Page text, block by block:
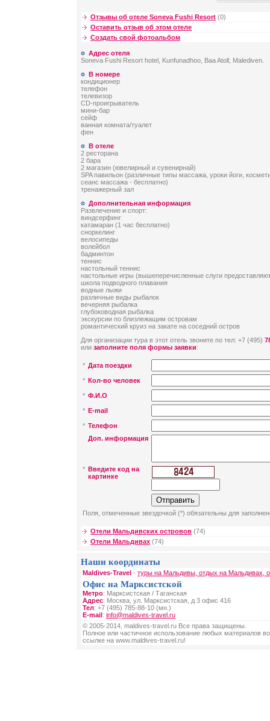
Отзывы об отеле Soneva Fushi Resort (0)
Оставить отзыв об этом отеле
Создать свой фотоальбом
Адрес отеля
Soneva Fushi Resort hotel, Kunfunadhoo, Baa Atoll, Malediven.
В номере
кондиционер
телефон
телевизор
CD-проигрыватель
мини-бар
сейф
ванная комната/туалет
фен
В отеле
2 ресторана
2 бара
2 магазин (ювелирный и сувенирнай)
SPA павильон (различные типы массажа, уроки йоги,
сеанс массажа - бесплатно)
тренажерный зал
Дополнительная информация
Развлечение и спорт:
виндсерфинг
катамаран (1 час бесплатно)
сноркелинг
велосипеды
волейбол
бадминтон
теннис
настольный теннис
настольные игры (вышеперечисленные слуги
школа подводного плавания
водные лыжи
различные виды рыбалок
вечерняя рыбалка
глубоководная рыбалка
экскурсии по близлежащим островам
романтический круиз на закате на соседний остров
Для организации тура в этот отель звоните по тел: +7 (495)
или заполните поля формы заявки:
* Дата поездки
* Кол-во человек
* Ф.И.О
* E-mail
* Телефон
Доп. информация
* Введите код на
картинке
Поля, отмеченные звездочкой (*) обязательны для
Отели Мальдивских островов (74)
Отели Мальдивах (74)
Наши координаты
Maldives-Travel - туры на Мальдивы, отдых на Мальдивах,
Офис на Марксистской
Метро: Марксистская / Таганская
Адрес: Москва, ул. Марксистская, д 3 офис 416
Тел: +7 (495) 785-88-10 (мн.)
E-mail: info@maldives-travel.ru
© 2005-2014, maldives-travel.ru Все права защищены.
Полное или частичное использование любых материалов
ссылке на www.maldives-travel.ru!